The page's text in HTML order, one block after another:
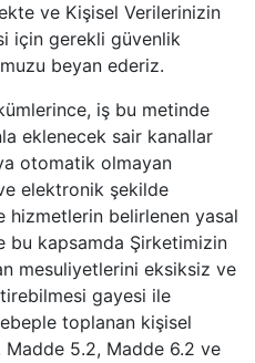
ve Kişisel Verilerinizin
için gerekli güvenlik
beyan ederiz.
iş bu metinde
eklenecek sair kanallar
otomatik olmayan
elektronik şekilde
hizmetlerin belirlenen yasal
bu kapsamda Şirketimizin
mesuliyetlerini eksiksiz ve
gayesi ile
toplanan kişisel
Madde 5.2, Madde 6.2 ve